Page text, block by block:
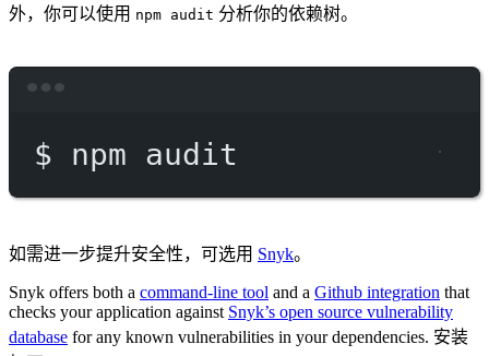
外，你可以使用 npm audit 分析你的依赖树。
$ npm audit
如需进一步提升安全性，可选用 Snyk。
Snyk offers both a command-line tool and a Github integration that
checks your application against Snyk’s open source vulnerability
database for any known vulnerabilities in your dependencies. 安装